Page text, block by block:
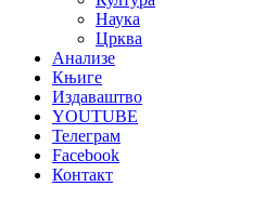
Наука
Црква
Анализе
Књиге
Издаваштво
YOUTUBE
Телеграм
Facebook
Контакт